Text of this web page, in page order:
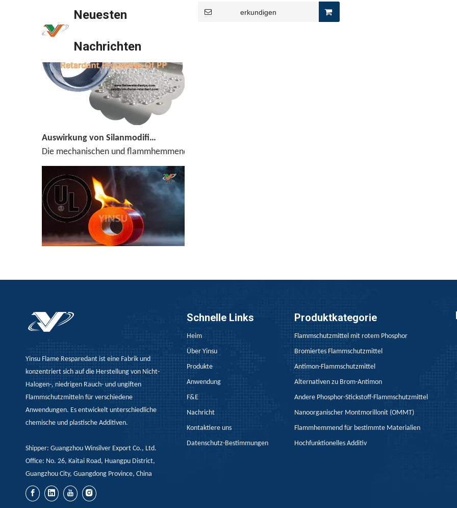
Neuesten
Nachrichten
Die mechanischen und flammhemmenden Eigenschaften von Polypropylen (PP) wurden durch
Warum UL510 zum Testen von Klebeband -Entflammbarkeit verwendet wird？
Halogenfreie Flammschutzmittel-PP als umweltfreundliches Material mit hervorragender Leistung, geringer
erkundigen
Yinsu Flame Resparedant ist eine Fabrik und
konzentriert sich auf die Herstellung von Nicht-
Halogen-, niedrigen Rauch- und ungiften
Flammschutzmitteln für verschiedene
Anwendungen. Es entwickelt unterschiedliche
chemische und plastische Additiven.
Shipper: Guangzhou Winsilver Export Co., Ltd.
Office: No. 26, Kaitai Road, Huangpu District,
Guangzhou City, Guangdong Province, China
Schnelle Links
Heim
Über Yinsu
Produkte
Anwendung
F&E
Nachricht
Kontaktiere uns
Datenschutz-Bestimmungen
Produktkategorie
Flammschutzmittel mit rotem Phosphor
Bromiertes Flammschutzmittel
Antimon-Flammschutzmittel
Alternativen zu Brom-Antimon
Andere Phosphor-Stickstoff-Flammschutzmittel
Nanoorganischer Montmorillonit (OMMT)
Flammhemmend für bestimmte Materialien
Hochfunktionelles Additiv